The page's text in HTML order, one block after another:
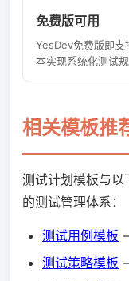
免费版可用
YesDev免费版即支
本实现系统化测试规
相关模板推
测试计划模板与
的测试管理体系：
测试用例模板
测试策略模板